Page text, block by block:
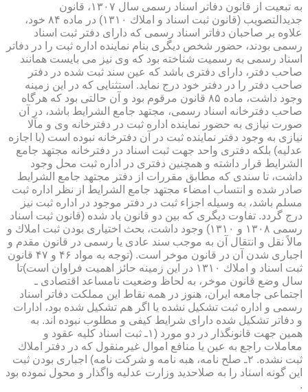
به تبعیت از قانون دفاتر اسناد رسمی سال ۱۳۰۷، قانون
جدیدالتصویب (قانون ثبت اسناد و املاك ۱۳۱۰) در ماده ۸۴ خود،
علاوه بر صاحبان دفاتر اسناد رسمی كه دارای دفتر ثبت اسناد
رسمی بودند، حضور شخص دیگری بنام نماینده اداره ثبت را در دفاتر
اسناد رسمی به رسمیت شناخته بود كه وی نیز می بایست همانند
صاحب دفتر، دارای دفتری باشد كه عین سند ثبت شده در دفتر
صاحب دفتر را در دفتر خود درج نماید. استثنایی كه در این زمینه
وجود داشت، ماده ۸۵ قانون مرقوم بود و آن حالتی بود كه هرگاه
صاحب دفترخانه اسناد رسمی، مجتهد جامع الشرایط باشد، در آن
صورت نیازی به حضور نماینده اداره ثبت در دفترخانه وی و مآلا
نیازی به وجود دفتر نماینده ثبت در آن دفترخانه نبوده است (با اجازه
عدلیه) بلكه دفتری واحد جهت ثبت اسناد در دفترخانه مجتهد جامع
الشرایط قرار داشته و همچنین دفتری در اداره ثبت محل وجود
داشت، تا سندی كه مطابق مقررات از دفتر مجتهد جامع الشرایط
صادر شده و انتساب امضاء مجتهد جامع الشرایط از نظر اداره ثبت
مسلم باشد، به وسیله اجزاء ثبت در دفتر موجود در اداره ثبت نیز
درج گردد. تفاوت دیگری كه بین دو قانون یاد شده (قانون ثبت اسناد
رسمی ۱۳۰۸ و ۱۳۱۰) وجود داشت، بحث اختیاری بودن ثبت املاك و
مالاً نقل و انتقال آن به موجب سند عادی یا رسمی در قانون مقدم و
اجباری شدن آن در قانون موخر است. (توجه به مواد ۴۶ و ۴۷ قانون
ثبت اسناد و املاك ۱۳۱۰ در این زمینه حائز اهمیت فراوان است)تا
سال وضع قانون موخر، به لحاظ وضعیت نامساعد اقتصادی ـ
اجتماعی جامعه ایران، هنوز در همه نقاط این مملكت دفاتر اسناد
رسمی و اداره ثبت تشكیل نشده یا اگر هم تشكیل شده بود، ادارات
و دفاتر تشكیل شده دارای شرایط كیفی و مطلوب نبوده اند. به
همین جهت قانونگذار در دو مورد (۱ـ ثبت اسناد كلیه عقود و
معاملات راجع به عین یا منافع اموال غیرمنقول كه در دفتر املاك
ثبت نشده. ۲ـ صلح نامه، هبه نامه و شركت نامه) اجباری بودن ثبت
این گونه اسناد را به صلاحدید وزارت عدلیه واگذار و محول نموده بود
.